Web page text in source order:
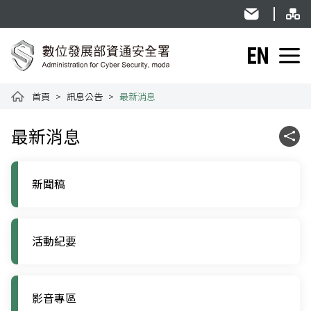
English
首頁 訊息公告 最新消息
最新消息 社群
新聞稿
活動紀要
影音專區